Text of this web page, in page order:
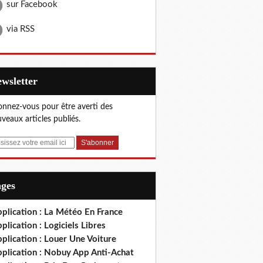
sur Facebook
via RSS
vous pour être averti des
articles publiés.
: La Météo En France
: Logiciels Libres
: Louer Une Voiture
: Nobuy App Anti-Achat